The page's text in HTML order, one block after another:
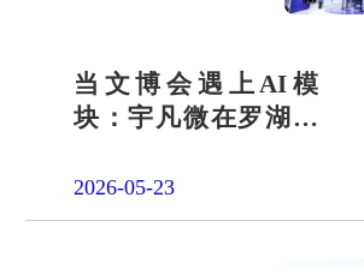
当文博会遇上AI模
块：宇凡微在罗湖展
答卷
2026-05-23